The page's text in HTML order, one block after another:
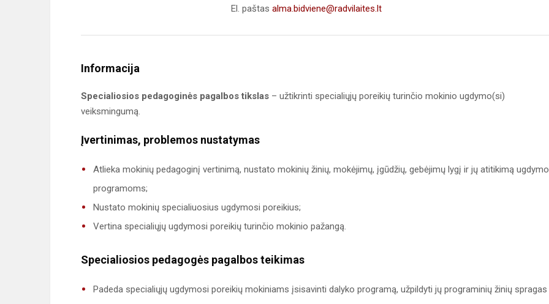
El. paštas alma.bidviene@radvilaites.lt
Informacija
Specialiosios pedagoginės pagalbos tikslas – užtikrinti specialiųjų poreikių turinčio mokinio ugdymo(si)
veiksmingumą.
Įvertinimas, problemos nustatymas
Atlieka mokinių pedagoginį vertinimą, nustato mokinių žinių, mokėjimų, įgūdžių, gebėjimų lygį ir jų atitikimą ugdymo
programoms;
Nustato mokinių specialiuosius ugdymosi poreikius;
Vertina specialiųjų ugdymosi poreikių turinčio mokinio pažangą.
Specialiosios pedagogės pagalbos teikimas
Padeda specialiųjų ugdymosi poreikių mokiniams įsisavinti dalyko programą, užpildyti jų programinių žinių spragas